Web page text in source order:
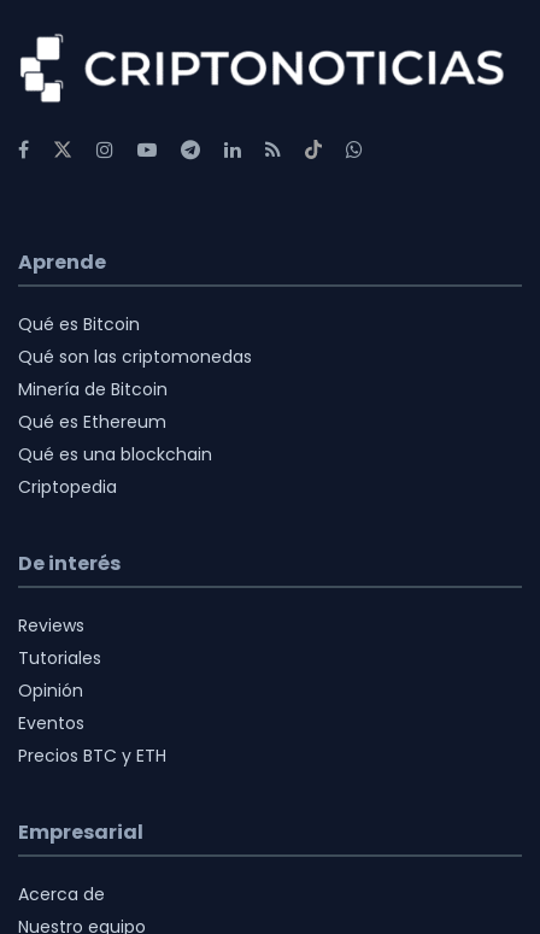
Aprende
Qué es Bitcoin
Qué son las criptomonedas
Minería de Bitcoin
Qué es Ethereum
Qué es una blockchain
Criptopedia
De interés
Reviews
Tutoriales
Opinión
Eventos
Precios BTC y ETH
Empresarial
Acerca de
Nuestro equipo